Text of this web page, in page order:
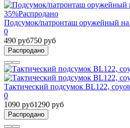
35%Распродано
Подсумок/патронташ оружейный на
0
490 руб750 руб
Распродано
Тактический подсумок BL122,
0
1090 руб1290 руб
Распродано